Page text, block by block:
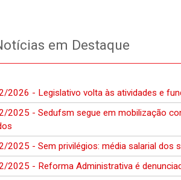
em Destaque
2026 - Legislativo volta às atividades e
2025 - Sedufsm segue em mobilização
2025 - Sem privilégios: média salarial dos
2025 - Reforma Administrativa é